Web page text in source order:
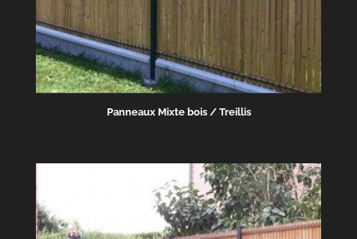
Panneaux Mixte bois / Treillis